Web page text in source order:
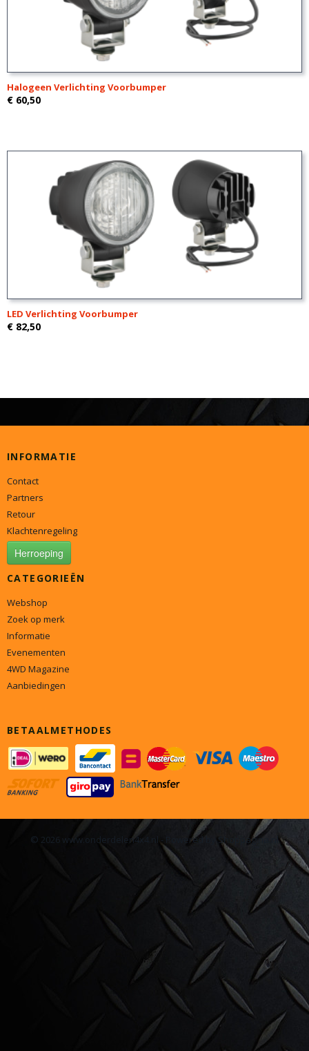
Halogeen Verlichting Voorbumper
€ 60,50
LED Verlichting Voorbumper
€ 82,50
INFORMATIE
Contact
Partners
Retour
Klachtenregeling
Herroeping
CATEGORIEËN
Webshop
Zoek op merk
Informatie
Evenementen
4WD Magazine
Aanbiedingen
BETAALMETHODES
© 2026 www.onderdelen4x4.nl - Powered by Shoppagina.nl